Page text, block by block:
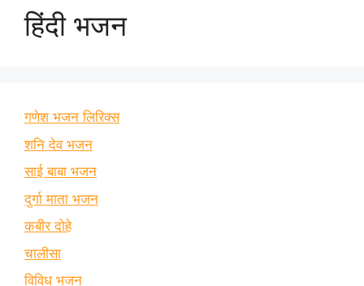
हिंदी भजन
गणेश भजन लिरिक्स
शनि देव भजन
साई बाबा भजन
दुर्गा माता भजन
कबीर दोहे
चालीसा
विविध भजन